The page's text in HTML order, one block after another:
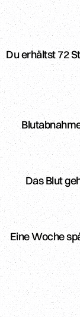
Du erhältst 72
Das Blut
Eine Woche